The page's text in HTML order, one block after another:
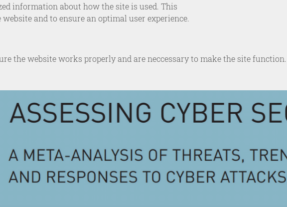
information about how the site is used. This
and to ensure an optimal user experience.
the website works properly and are neccessary to make the site function.